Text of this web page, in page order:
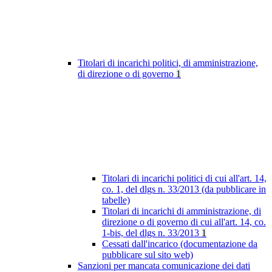
Titolari di incarichi politici, di amministrazione,
di direzione o di governo 1
Titolari di incarichi politici di cui all'art. 14,
co. 1, del dlgs n. 33/2013 (da pubblicare in
tabelle)
Titolari di incarichi di amministrazione, di
direzione o di governo di cui all'art. 14, co.
1-bis, del dlgs n. 33/2013 1
Cessati dall'incarico (documentazione da
pubblicare sul sito web)
Sanzioni per mancata comunicazione dei dati